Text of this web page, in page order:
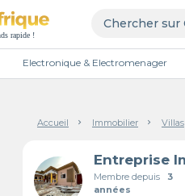
Electronique & Electromenager
Accueil Immobilier Villas
Membre depuis3
années